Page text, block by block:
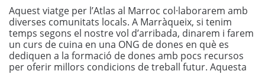
Aquest viatge per l’Atlas al Marroc col·laborarem amb
diverses comunitats locals. A Marràqueix, si tenim
temps segons el nostre vol d’arribada, dinarem i farem
un curs de cuina en una ONG de dones en què es
dediquen a la formació de dones amb pocs recursos
per oferir millors condicions de treball futur. Aquesta